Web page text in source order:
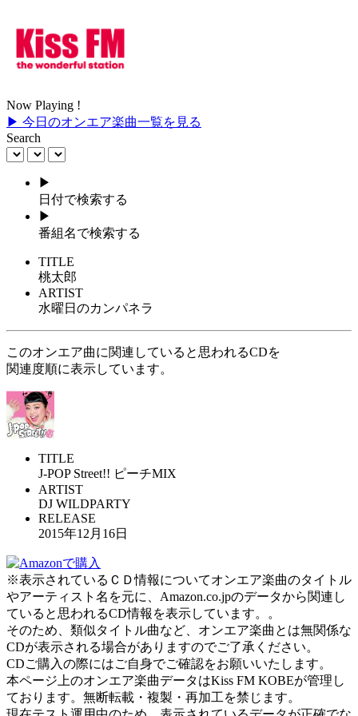
Now Playing !
▶ 今日のオンエア楽曲一覧を見る
Search
▶
日付で検索する
▶
番組名で検索する
TITLE
桃太郎
ARTIST
水曜日のカンパネラ
このオンエア曲に関連していると思われるCDを
関連度順に表示しています。
TITLE
J-POP Street!! ピーチMIX
ARTIST
DJ WILDPARTY
RELEASE
2015年12月16日
※表示されているＣＤ情報についてオンエア楽曲のタイトル
やアーティスト名を元に、Amazon.co.jpのデータから関連し
ていると思われるCD情報を表示しています。。
そのため、類似タイトル曲など、オンエア楽曲とは無関係な
CDが表示される場合がありますのでご了承ください。
CDご購入の際にはご自身でご確認をお願いいたします。
本ページ上のオンエア楽曲データはKiss FM KOBEが管理し
ております。無断転載・複製・再加工を禁じます。